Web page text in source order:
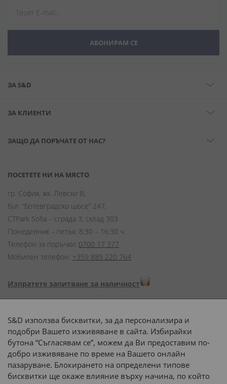
АБОНИРАМ СЕ
ЗА S&D
ЗА КЛИЕНТИ
ЗАЩО ДА ПОРЪЧАТЕ ОТ НАС?
ПОСЕТЕТЕ НИ НА МЯСТО
гр. София, жк. Левски В,
бул. “Ботевградско шосе” 247,
CTPark Sofia – сграда 3, склад 303
Понеделник – петък: 8:30 – 16:30 ч.
Телефон за поръчки: 0700 17 377
Мобилен телефон: +359 889 220 764
Изпратете запитване за наличност
Начини на плащане:
Доставка до адрес с:
S&D използва бисквитки, за да персонализира и
подобри Вашето изживяване в сайта. Избирайки
бутона “Съгласявам се”, можем да Ви предоставим по-
добро изживяване по време на Вашето онлайн
пазаруване. Блокирането на определени типове
бисквитки ще окаже влияние върху начина, по който